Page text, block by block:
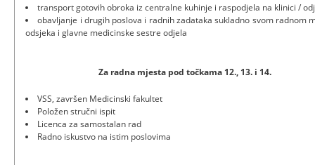
transport gotovih obroka iz centralne kuhinje i raspodjela na klinici /
obavljanje i drugih poslova i radnih zadataka sukladno svom radnom
odsjeka i glavne medicinske sestre odjela
Za radna mjesta pod točkama 12., 13. i 14.
VSS, završen Medicinski fakultet
Položen stručni ispit
Licenca za samostalan rad
Radno iskustvo na istim poslovima